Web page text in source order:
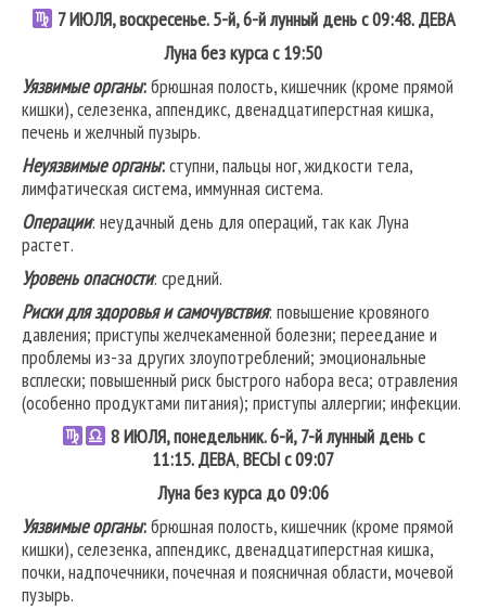
7ИЮЛЯ, воскресенье. 5-й, 6-й лунный день с 09:48.ДЕВА
Луна без курса с 19:50
Уязвимые органы:брюшная полость, кишечник (кроме прямой
кишки), селезенка, аппендикс, двенадцатиперстная кишка,
печень и желчный пузырь.
Неуязвимые органы:ступни, пальцы ног, жидкости тела,
лимфатическая система, иммунная система.
Операции: неудачный день для операций, так как Луна
растет.
Уровень опасности: средний.
Риски для здоровья и самочувствия: повышение кровяного
давления; приступы желчекаменной болезни; переедание и
проблемы из-за других злоупотреблений; эмоциональные
всплески; повышенный риск быстрого набора веса; отравления
(особенно продуктами питания); приступы аллергии; инфекции.
8ИЮЛЯ, понедельник. 6-й, 7-й лунный день с
11:15.ДЕВА,ВЕСЫс 09:07
Луна без курса до 09:06
Уязвимые органы:брюшная полость, кишечник (кроме прямой
кишки), селезенка, аппендикс, двенадцатиперстная кишка,
почки, надпочечники, почечная и поясничная области, мочевой
пузырь.